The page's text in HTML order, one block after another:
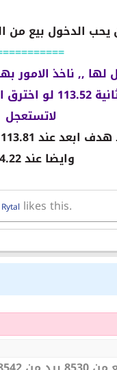
يحب الدخول بيع من
الاول يصل لها
لاتستعجل
عند 113.81 ليس وقته الان
وايضا عند 114.22
Rytal likes this.